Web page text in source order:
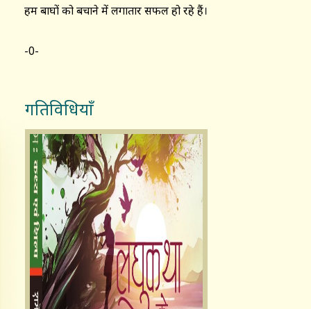
हम बाघों को बचाने में लगातार सफल हो रहे हैं।
-0-
गतिविधियाँ